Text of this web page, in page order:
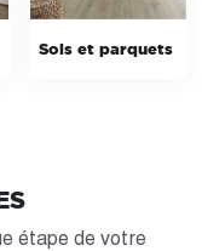
Sols et parquets
étape de votre